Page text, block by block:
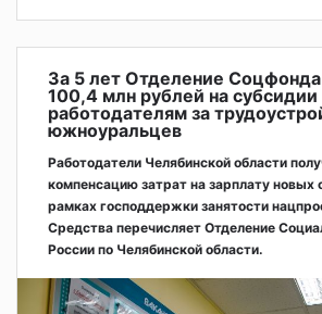
За 5 лет Отделение
100,4 млн рублей на субсидии
работодателям за
южноуральцев
Работодатели Челябинской области
компенсацию затрат на зарплату новых
рамках господдержки занятости
Средства перечисляет Отделение
России по Челябинской области.